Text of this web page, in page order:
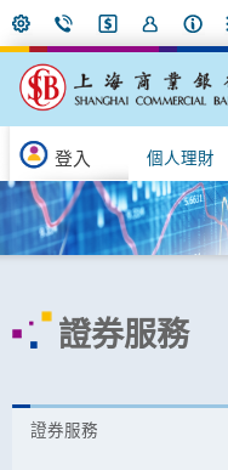
登入 個人理財
證券服務
證券服務